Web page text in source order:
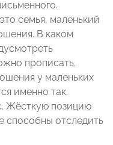
семья, маленький
В каком
прописать.
у маленьких
именно так.
Жёсткую позицию
способны отследить